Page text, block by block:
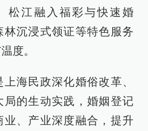
松江融入福彩与快速婚
林沉浸式领证等特色服务
度。
海民政深化婚俗改革、
局的生动实践，婚姻登记
业、产业深度融合，提升